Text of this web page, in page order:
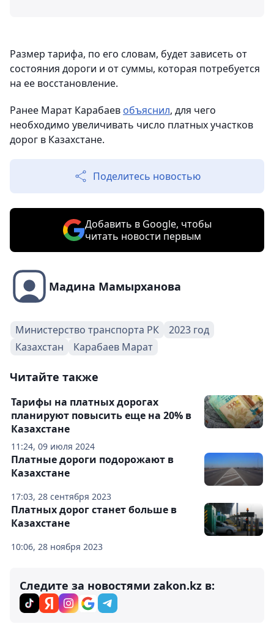
Размер тарифа, по его словам, будет зависеть от
состояния дороги и от суммы, которая потребуется
на ее восстановление.
Ранее Марат Карабаев объяснил, для чего
необходимо увеличивать число платных участков
дорог в Казахстане.
Поделитесь новостью
Добавить в Google, чтобы
читать новости первым
Мадина Мамырханова
Министерство транспорта РК
2023 год
Казахстан
Карабаев Марат
Читайте также
11:24, 09 июля 2024
Тарифы на платных дорогах
планируют повысить еще на 20% в
Казахстане
17:03, 28 сентября 2023
Платные дороги подорожают в
Казахстане
10:06, 28 ноября 2023
Платных дорог станет больше в
Казахстане
Следите за новостями zakon.kz в: